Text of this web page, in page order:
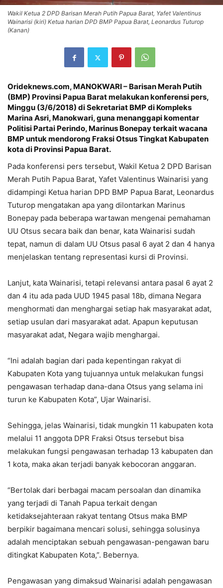
Wakil Ketua 2 DPD Barisan Merah Putih Papua Barat, Yafet Valentinus
Wainarisi (kiri) Ketua harian DPD BMP Papua Barat, Leonardus Tuturop
(Kanan)
Orideknews.com, MANOKWARI – Barisan Merah Putih
(BMP) Provinsi Papua Barat melakukan konferensi pers,
Minggu (3/6/2018) di Sekretariat BMP di Kompleks
Marina Asri, Manokwari, guna menanggapi komentar
Politisi Partai Perindo, Marinus Bonepay terkait wacana
BMP untuk mendorong Fraksi Otsus Tingkat Kabupaten
kota di Provinsi Papua Barat.
Pada konferensi pers tersebut, Wakil Ketua 2 DPD Barisan
Merah Putih Papua Barat, Yafet Valentinus Wainarisi yang
didampingi Ketua harian DPD BMP Papua Barat, Leonardus
Tuturop mengatakan apa yang dilontarkan Marinus
Bonepay pada beberapa wartawan mengenai pemahaman
UU Otsus secara baik dan benar, kata Wainarisi sudah
tepat, namun di dalam UU Otsus pasal 6 ayat 2 dan 4 hanya
menjelaskan tentang representasi kursi di Provinsi.
Lanjut, kata Wainarisi, tetapi relevansi antara pasal 6 ayat 2
dan 4 itu ada pada UUD 1945 pasal 18b, dimana Negara
menghormati dan menghargai setiap hak masyarakat adat,
setiap usulan dari masyarakat adat. Apapun keputusan
masyarakat adat, Negara wajib menghargai.
“Ini adalah bagian dari pada kepentingan rakyat di
Kabupaten Kota yang tujuannya untuk melakukan fungsi
pengawasan terhadap dana-dana Otsus yang selama ini
turun ke Kabupaten Kota”, Ujar Wainarisi.
Sehingga, jelas Wainarisi, tidak mungkin 11 kabupaten kota
melalui 11 anggota DPR Fraksi Otsus tersebut bisa
melakukan fungsi pengawasan terhadap 13 kabupaten dan
1 kota, maka akan terjadi banyak kebocoran anggaran.
“Bertolak dari berbagai macam persoalan dan dinamika
yang terjadi di Tanah Papua terkait dengan
ketidaksejahteraan rakyat tentang Otsus maka BMP
berpikir bagaimana mencari solusi, sehingga solusinya
adalah menciptakan sebuah pengawasan-pengawan baru
ditingkat Kabupaten Kota,”. Bebernya.
Pengawasan yang dimaksud Wainarisi adalah pengawasan